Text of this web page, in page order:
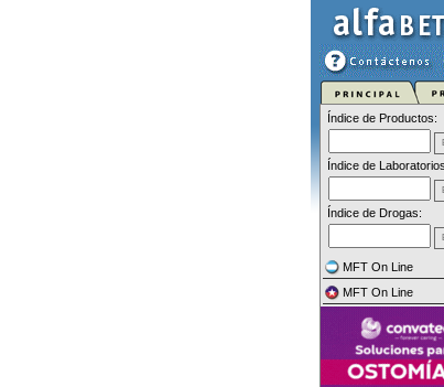
Índice de Productos:
Índice de
Índice de Drogas:
MFT On Line
MFT On Line